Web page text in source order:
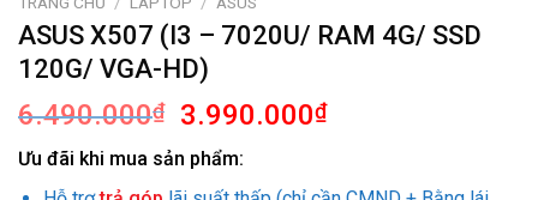
ASUS X507 (I3 – 7020U/ RAM 4G/ SSD
120G/ VGA-HD)
6.490.000₫
Giá
gốc
là:
3.990.000₫Giá
Ưu đãi khi mua sản phẩm: